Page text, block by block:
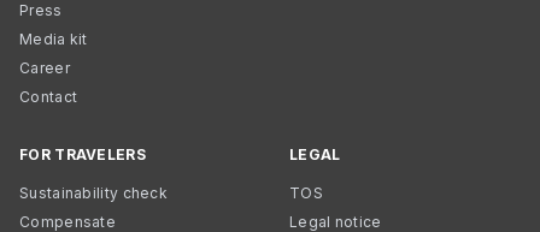
Press
Media kit
Career
Contact
FOR TRAVELERS
Sustainability check
Compensate
LEGAL
TOS
Legal notice